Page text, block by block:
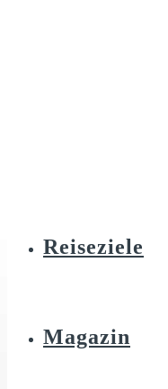
Reiseziele
Magazin